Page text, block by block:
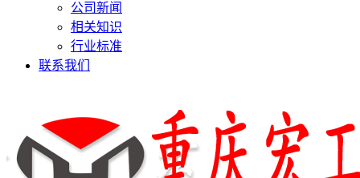
公司新闻
相关知识
行业标准
联系我们